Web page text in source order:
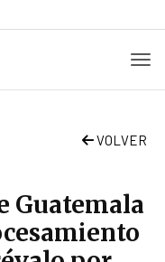
VOLVER
Guatemala